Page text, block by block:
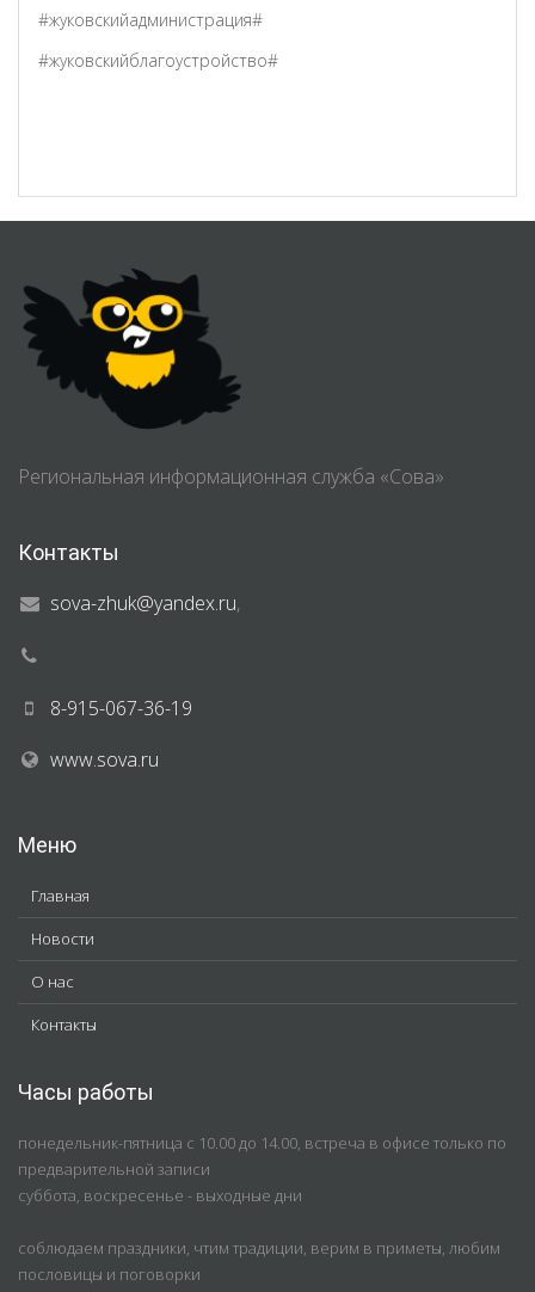
#жуковскийадминистрация#
#жуковскийблагоустройство#
Региональная информационная служба «Сова»
Контакты
sova-zhuk@yandex.ru,
8-915-067-36-19
www.sova.ru
Меню
Главная
Новости
О нас
Контакты
Часы работы
понедельник-пятница с 10.00 до 14.00, встреча в офисе только по
предварительной записи
суббота, воскресенье - выходные дни
соблюдаем праздники, чтим традиции, верим в приметы, любим
пословицы и поговорки